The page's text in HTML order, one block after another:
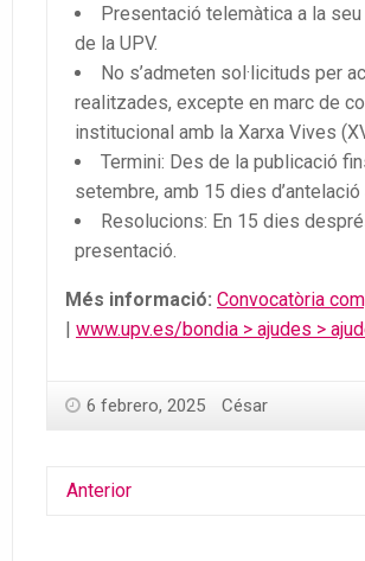
Presentació telemàtica a la
de la UPV.
No s’admeten sol·licituds per
realitzades, excepte en marc de
institucional amb la Xarxa Vives
Termini: Des de la publicació
setembre, amb 15 dies d’antelació
Resolucions: En 15 dies
presentació.
Més informació: Convocatòria
| www.upv.es/bondia > ajudes >
6 febrero, 2025 César
Anterior